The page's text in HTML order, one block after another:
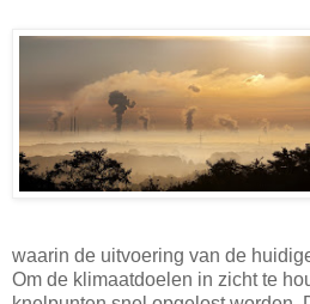
waarin de uitvoering van de
Om de klimaatdoelen in zicht te